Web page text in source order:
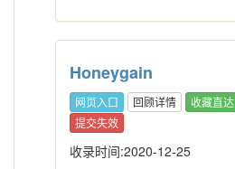
Honeygain
网页入口 回顾详情
收藏直达
提交失效
收录时间:2020-12-25